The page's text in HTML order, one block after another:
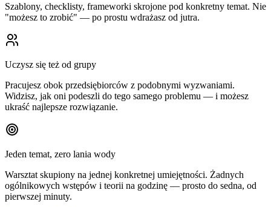
Szablony, checklisty, frameworki skrojone pod konkretny temat. Nie
"możesz to zrobić" — po prostu wdrażasz od jutra.
Uczysz się też od grupy
Pracujesz obok przedsiębiorców z podobnymi wyzwaniami.
Widzisz, jak oni podeszli do tego samego problemu — i możesz
ukraść najlepsze rozwiązanie.
Jeden temat, zero lania wody
Warsztat skupiony na jednej konkretnej umiejętności. Żadnych
ogólnikowych wstępów i teorii na godzinę — prosto do sedna, od
pierwszej minuty.